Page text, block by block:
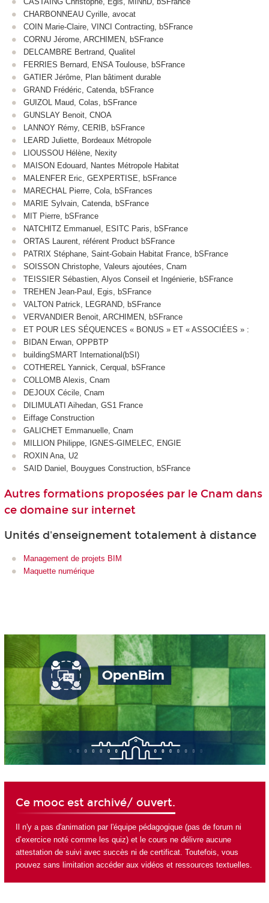
CHARBONNEAU Cyrille, avocat
COIN Marie-Claire, VINCI Contracting, bSFrance
CORNU Jérome, ARCHIMEN, bSFrance
DELCAMBRE Bertrand, Qualitel
FERRIES Bernard, ENSA Toulouse, bSFrance
GATIER Jérôme, Plan bâtiment durable
GRAND Frédéric, Catenda, bSFrance
GUIZOL Maud, Colas, bSFrance
GUNSLAY Benoit, CNOA
LANNOY Rémy, CERIB, bSFrance
LEARD Juliette, Bordeaux Métropole
LIOUSSOU Hélène, Nexity
MAISON Edouard, Nantes Métropole Habitat
MALENFER Eric, GEXPERTISE, bSFrance
MARECHAL Pierre, Cola, bSFrances
MARIE Sylvain, Catenda, bSFrance
MIT Pierre, bSFrance
NATCHITZ Emmanuel, ESITC Paris, bSFrance
ORTAS Laurent, référent Product bSFrance
PATRIX Stéphane, Saint-Gobain Habitat France, bSFrance
SOISSON Christophe, Valeurs ajoutées, Cnam
TEISSIER Sébastien, Alyos Conseil et Ingénierie, bSFrance
TREHEN Jean-Paul, Egis, bSFrance
VALTON Patrick, LEGRAND, bSFrance
VERVANDIER Benoit, ARCHIMEN, bSFrance
ET POUR LES SÉQUENCES « BONUS » ET « ASSOCIÉES » :
BIDAN Erwan, OPPBTP
buildingSMART International(bSI)
COTHEREL Yannick, Cerqual, bSFrance
COLLOMB Alexis, Cnam
DEJOUX Cécile, Cnam
DILIMULATI Aihedan, GS1 France
Eiffage Construction
GALICHET Emmanuelle, Cnam
MILLION Philippe, IGNES-GIMELEC, ENGIE
ROXIN Ana, U2
SAID Daniel, Bouygues Construction, bSFrance
Autres formations proposées par le Cnam dans
ce domaine sur internet
Unités d'enseignement totalement à distance
Management de projets BIM
Maquette numérique
Ce mooc est archivé/ ouvert.
Il n'y a pas d'animation par l'équipe pédagogique (pas de forum ni
d’exercice noté comme les quiz) et le cours ne délivre aucune
attestation de suivi avec succès ni de certificat. Toutefois, vous
pouvez sans limitation accéder aux vidéos et ressources textuelles.